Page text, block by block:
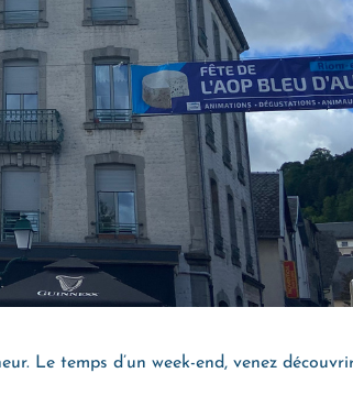
Le temps d’un week-end, venez